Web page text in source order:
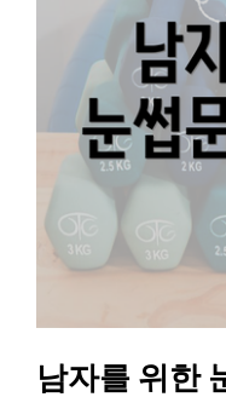
남자를 위한